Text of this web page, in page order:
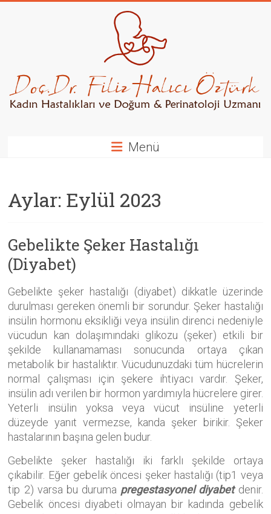
Kadın
Hastalıkları
ve
Menü
Aylar: Eylül 2023
Gebelikte Şeker Hastalığı
(Diyabet)
Gebelikte şeker hastalığı (diyabet) dikkatle üzerinde
durulması gereken önemli bir sorundur. Şeker hastalığı
insülin hormonu eksikliği veya insülin direnci nedeniyle
vücudun kan dolaşımındaki glikozu (şeker) etkili bir
şekilde kullanamaması sonucunda ortaya çıkan
metabolik bir hastalıktır. Vücudunuzdaki tüm hücrelerin
normal çalışması için şekere ihtiyacı vardır. Şeker,
insülin adı verilen bir hormon yardımıyla hücrelere girer.
Yeterli insülin yoksa veya vücut insüline yeterli
düzeyde yanıt vermezse, kanda şeker birikir. Şeker
hastalarının başına gelen budur.
Gebelikte şeker hastalığı iki farklı şekilde ortaya
çıkabilir. Eğer gebelik öncesi şeker hastalığı (tip1 veya
tip 2) varsa bu duruma pregestasyonel diyabet denir.
Gebelik öncesi diyabeti olmayan bir kadında gebelik